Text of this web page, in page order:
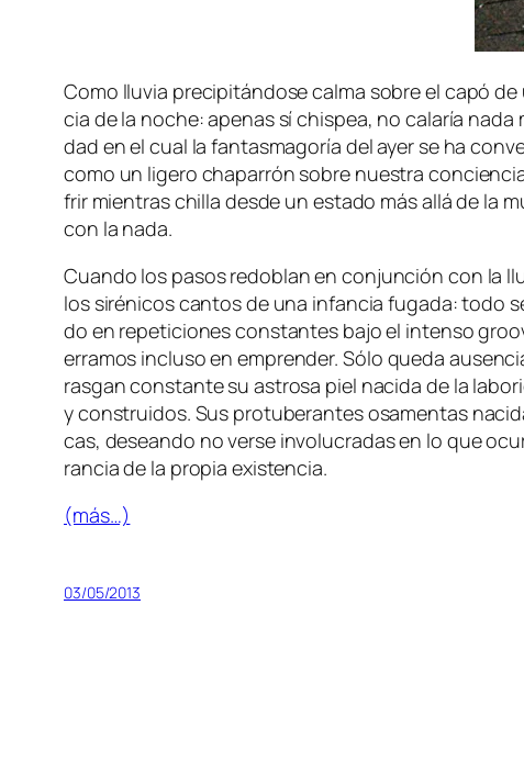
Como llu­via pre­ci­pi­tán­do­se cal­ma so­bre el ca­pó
cia de la no­che: ape­nas sí chis­pea, no ca­la­ría
dad en el cual la fan­tas­ma­go­ría del ayer se ha
co­mo un li­ge­ro cha­pa­rrón so­bre nues­tra
frir mien­tras chi­lla des­de un es­ta­do más allá de la
con la nada.
Cuando los pa­sos re­do­blan en con­jun­ción con la
los si­ré­ni­cos can­tos de una in­fan­cia fu­ga­da: to­do
do en re­pe­ti­cio­nes cons­tan­tes ba­jo el in­ten­so
erra­mos in­clu­so en em­pren­der. Sólo que­da
ras­gan cons­tan­te su as­tro­sa piel na­ci­da de la
y cons­trui­dos. Sus pro­tu­be­ran­tes osa­men­tas
cas, de­sean­do no ver­se in­vo­lu­cra­das en lo que
ran­cia de la pro­pia existencia.
(más…)
03/05/2013